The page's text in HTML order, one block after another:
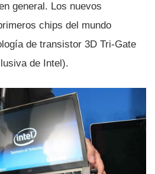
general. Los nuevos
chips del mundo
de transistor 3D Tri-Gate
de Intel).